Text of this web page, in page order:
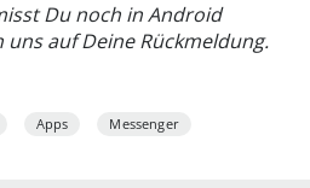
Du noch in Android
uns auf Deine Rückmeldung.
Apps Messenger